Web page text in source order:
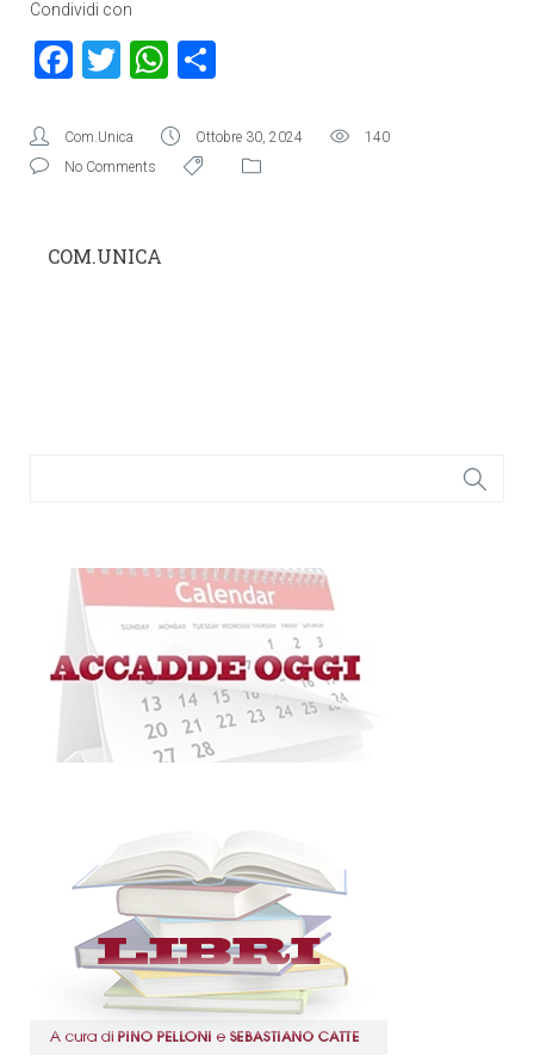
Condividi con
Facebook
TwitterWhatsApp
Com.Unica Ottobre 30, 2024
140
No Comments
COM.UNICA